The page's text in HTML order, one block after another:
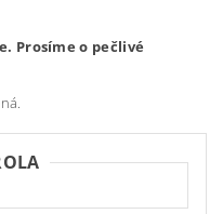
Prosíme o pečlivé